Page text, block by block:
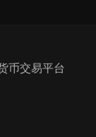
币交易平台